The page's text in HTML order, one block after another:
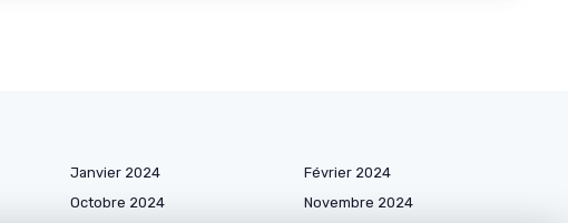
Janvier 2024
Février 2024
Octobre 2024
Novembre 2024